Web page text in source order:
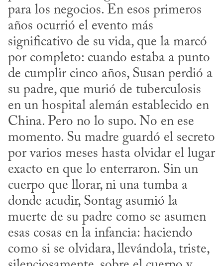
para los negocios. En esos primeros
años ocurrió el evento más
significativo de su vida, que la marcó
por completo: cuando estaba a punto
de cumplir cinco años, Susan perdió a
su padre, que murió de tuberculosis
en un hospital alemán establecido en
China. Pero no lo supo. No en ese
momento. Su madre guardó el secreto
por varios meses hasta olvidar el lugar
exacto en que lo enterraron. Sin un
cuerpo que llorar, ni una tumba a
donde acudir, Sontag asumió la
muerte de su padre como se asumen
esas cosas en la infancia: haciendo
como si se olvidara, llevándola, triste,